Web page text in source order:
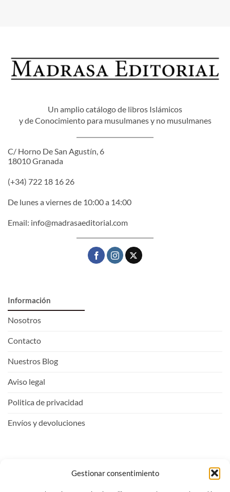
Gestionar consentimiento
Un amplio catálogo de libros Islámicos
y de Conocimiento para musulmanes y no musulmanes
C/ Horno De San Agustín, 6
18010 Granada
(+34) 722 18 16 26
De lunes a viernes de 10:00 a 14:00
Email: info@madrasaeditorial.com
Información
Nosotros
Contacto
Nuestros Blog
Aviso legal
Politica de privacidad
Envíos y devoluciones